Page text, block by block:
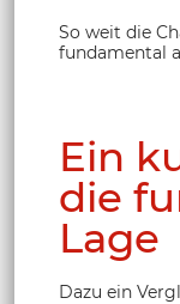
So weit die
fundamental
Ein
die
Lage
Dazu ein